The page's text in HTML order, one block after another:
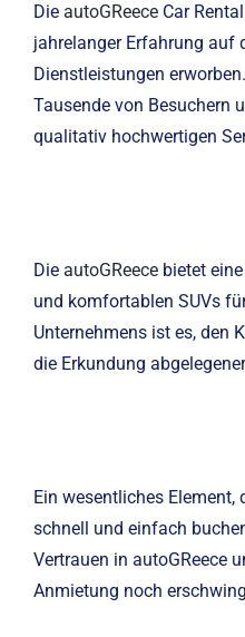
Die autoGReeceCar Rental
jahrelanger Erfahrung auf
Dienstleistungen
Tausende von Besuchern
qualitativ hochwertigen
Die autoGReecebietet eine
und komfortablen SUVs
Unternehmens ist es, den
die Erkundung
Ein wesentliches
schnell und einfach
Vertrauen in autoGReece
Anmietung noch